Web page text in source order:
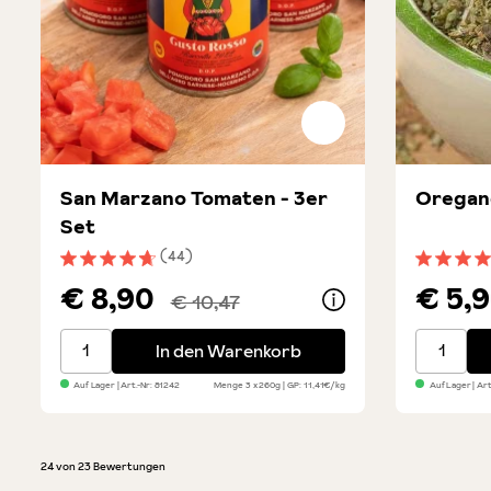
Durchschnittliche Bewertung von 4.7 von 5 Sternen
(44)
San Marzano Tomaten - 3er
Set
€ 8,90 € 10,47
San Marzano Tomaten - 3er Set
In den Warenkorb
Auf Lager| Art.-Nr:81242 Menge3 x 260g GP: 11,41€/kg
€
Auf Lager|
24 von 23 Bewertungen